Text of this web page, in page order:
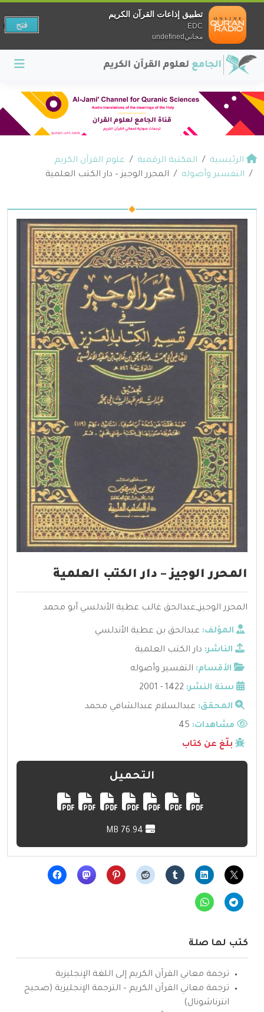
الرئيسية المكتبة الرقمية
علوم القرآن الكريم
التفسير وأصوله
المحرر الوجيز – دار الكتب العلمية
المحرر الوجيز – دار الكتب العلمية
المحرر الوجيز_عبدالحق غالب عطية الأندلسي أبو محمد
المؤلف: عبدالحق بن عطية الأندلسي
الناشر: دار الكتب العلمية
الأقسام: التفسير وأصوله
سنة النشر: 1422 - 2001
المحقق: عبدالسلام عبدالشافي محمد
مشاهدات:
بلّغ عن كتاب
التحميل
كتب لها صلة
ترجمة معاني القرآن الكريم إلى اللغة الإنجليزية
ترجمة معاني القرآن الكريم – الترجمة الإنجليزية (صحيح
انترناشونال)
تطبيق إذاعات القرآن الكريم
EDC
مجانيundefined
فتح